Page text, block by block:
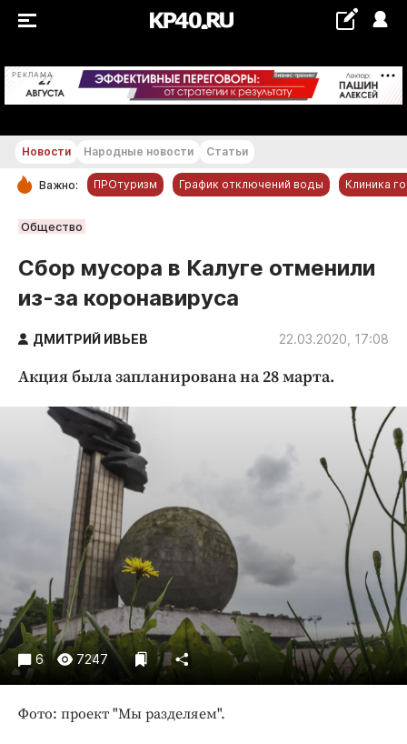
РЕКЛАМА +22...+23 °С
РУБРИКИ
Новости компаний
Статьи
Народные новости
Авто и транспорт
Благоустройство
Криминал
Культура
Недвижимость и ЖКХ
Образование
Общество
Погода
Праздники
Происшествия
Спорт
Экономика и бизнес
Новости Народные новости Статьи
Важно: ПРОтуризм График отключений воды Клиника
Общество
Сбор мусора в Калуге отменили
из-за коронавируса
ДМИТРИЙ ИВЬЕВ 22.03.2020, 17:08
Акция была запланирована на 28 марта.
6 7247
Фото: проект "Мы разделяем".